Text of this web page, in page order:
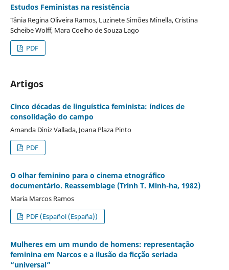
Estudos Feministas na resistência
Tânia Regina Oliveira Ramos, Luzinete Simões Minella, Cristina
Scheibe Wolff, Mara Coelho de Souza Lago
PDF
Artigos
Cinco décadas de linguística feminista: índices de
consolidação do campo
Amanda Diniz Vallada, Joana Plaza Pinto
PDF
O olhar feminino para o cinema etnográfico
documentário. Reassemblage (Trinh T. Minh-ha, 1982)
Maria Marcos Ramos
PDF (Español (España))
Mulheres em um mundo de homens: representação
feminina em Narcos e a ilusão da ficção seriada
“universal”